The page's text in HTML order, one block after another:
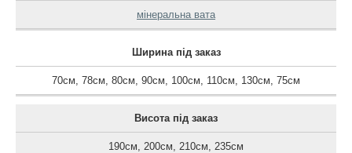
мінеральна вата
Ширина під заказ
70см 78см 80см 90см 100см 110см 130см 75см
Висота під заказ
190см 200см 210см 235см